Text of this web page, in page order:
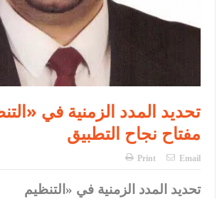
الملك يلتقي
الملك يتلقى اتصالا
القاضي محمود أحمد فريحات.. مبارك
تحديد المدد الزمنية في
مفتاح نجاح التطبيق
Print Email
تحديد المدد الزمنية في «التنظيم